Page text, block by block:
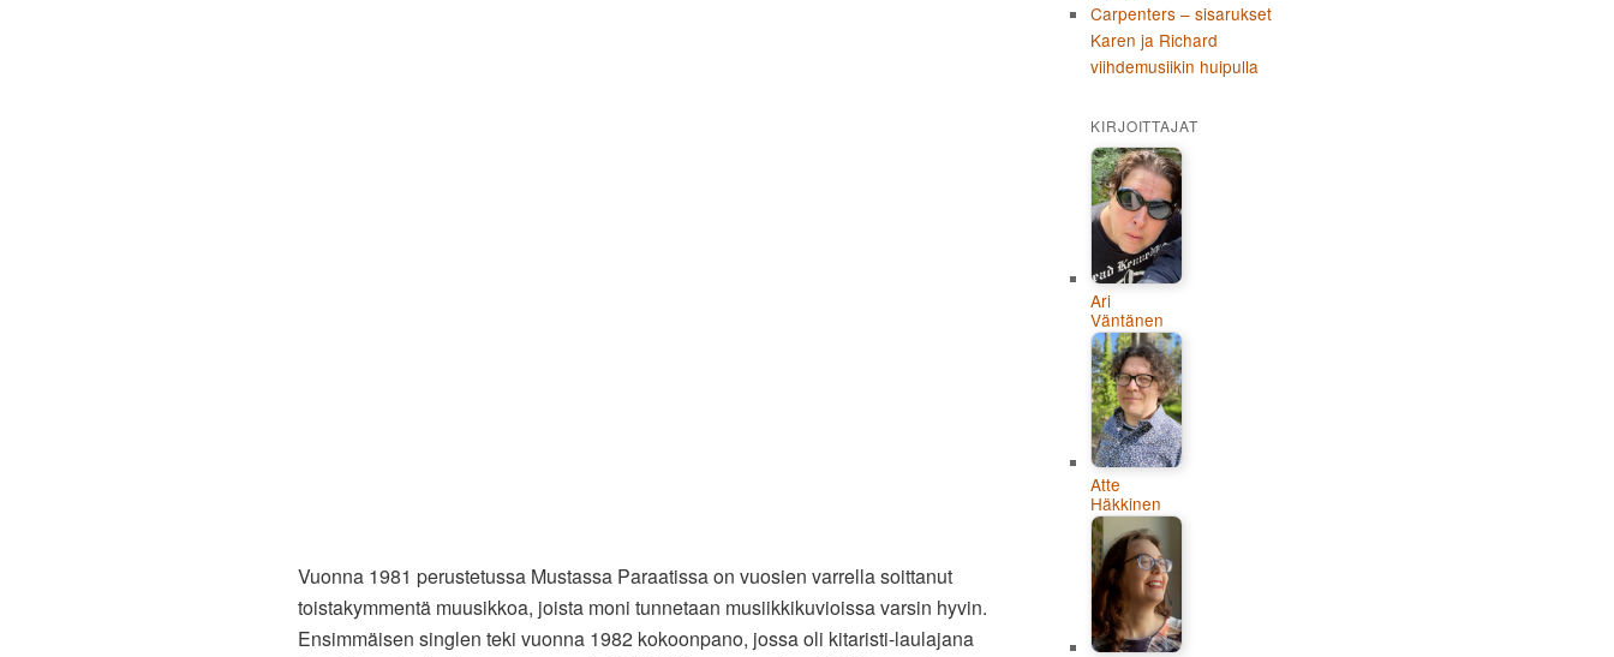
Vuonna 1981 perustetussa Mustassa Paraatissa on vuosien varrella soittanut
toistakymmentä muusikkoa, joista moni tunnetaan musiikkikuvioissa varsin hyvin.
Ensimmäisen singlen teki vuonna 1982 kokoonpano, jossa oli kitaristi-laulajana
Carpenters – sisarukset
Karen ja Richard
viihdemusiikin huipulla
KIRJOITTAJAT
Ari
Väntänen
Atte
Häkkinen